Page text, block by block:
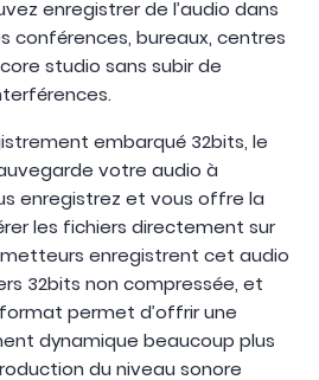
enregistrer de l’audio dans
conférences, bureaux, centres
studio sans subir de
embarqué 32bits, le
votre audio à
enregistrez et vous offre la
les fichiers directement sur
enregistrent cet audio
32bits non compressée, et
permet d’offrir une
dynamique beaucoup plus
du niveau sonore